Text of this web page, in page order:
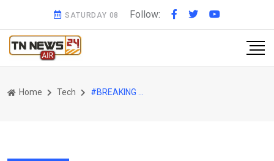
SATURDAY 08 Follow:
Home Tech